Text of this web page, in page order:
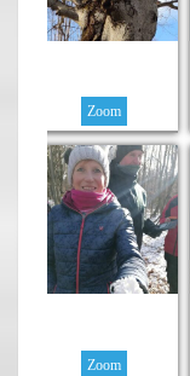
Zoom
Zoom